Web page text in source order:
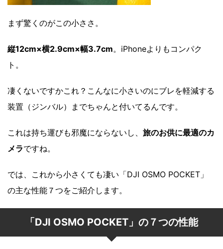
まず驚くのがこの小ささ。
縦12cm×横2.9cm×幅3.7cm。iPhoneよりもコンパク
ト。
凄くないですかこれ？こんなに小さいのにブレを軽減する
装置（ジンバル）までちゃんと付いてるんです。
これは持ち運びも邪魔にならないし、 旅のお供に最適のカ
メラですね。
では、これから小さくても凄い「DJI OSMO POCKET」
の主な性能７つをご紹介します。
「DJI OSMO POCKET」の７つの性能